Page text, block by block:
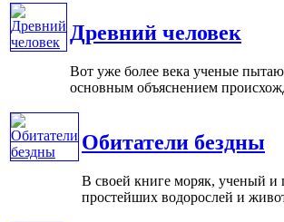
Древний человек
Вот уже более века ученые
основным объяснением
Обитатели бездны
В своей книге моряк, ученый и
простейших водорослей и